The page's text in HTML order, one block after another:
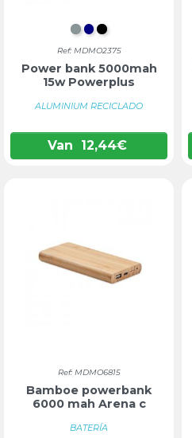
MAT ZILVER
DONKERBLAUW
ZWART
Ref: MDMO2375
Power bank 5000mah
15w Powerplus
ALUMINIUM RECICLADO
Van 12,44€
Ref: MDMO6815
Bamboe powerbank
6000 mah Arena c
BATERÍA